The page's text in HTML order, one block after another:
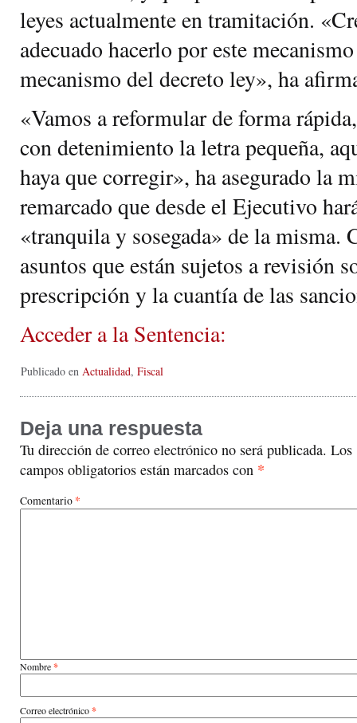
leyes actualmente en tramitación.
adecuado hacerlo por este
mecanismo del decreto ley», ha
«Vamos a reformular de forma
con detenimiento la letra pequeña,
haya que corregir», ha asegurado la
remarcado que desde el Ejecutivo
«tranquila y sosegada» de la misma.
asuntos que están sujetos a revisión
prescripción y la cuantía de las
Acceder a la Sentencia:
Publicado en Actualidad, Fiscal
Deja una respuesta
Tu dirección de correo electrónico no será publicada. Los
campos obligatorios están marcados con *
Comentario *
Nombre*
Correo electrónico*